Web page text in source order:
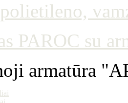
PAROC su
armatūra